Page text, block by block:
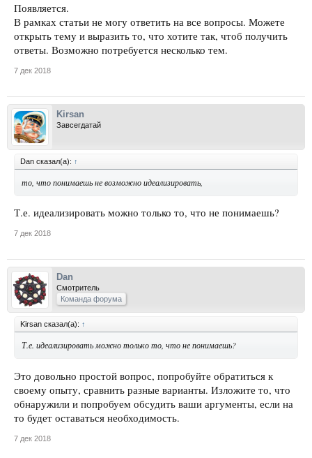
Появляется.
В рамках статьи не могу ответить на все вопросы. Можете
открыть тему и выразить то, что хотите так, чтоб получить
ответы. Возможно потребуется несколько тем.
7 дек 2018
Kirsan
Завсегдатай
Dan сказал(а): ↑
то, что понимаешь не возможно идеализировать,
Т.е. идеализировать можно только то, что не понимаешь?
7 дек 2018
Dan
Смотритель
Команда форума
Kirsan сказал(а): ↑
Т.е. идеализировать можно только то, что не понимаешь?
Это довольно простой вопрос, попробуйте обратиться к
своему опыту, сравнить разные варианты. Изложите то, что
обнаружили и попробуем обсудить ваши аргументы, если на
то будет оставаться необходимость.
7 дек 2018